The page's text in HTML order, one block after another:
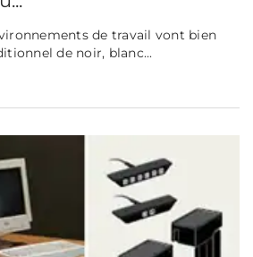
de travail vont bien
de noir, blanc...